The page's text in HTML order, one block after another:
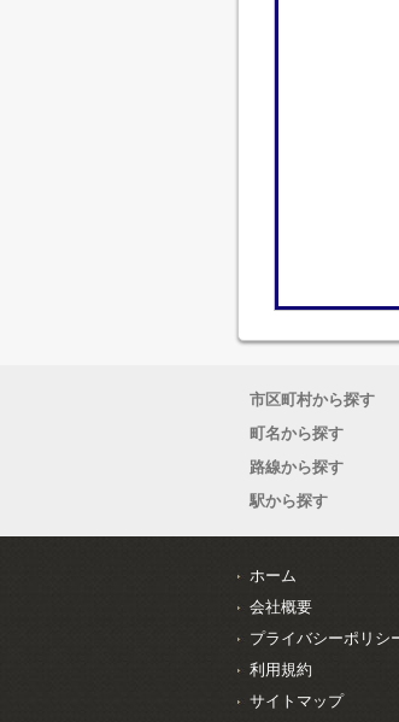
市区町村から探す
町名から探す
路線から探す
駅から探す
ホーム
会社概要
プライバシーポリシ
利用規約
サイトマップ